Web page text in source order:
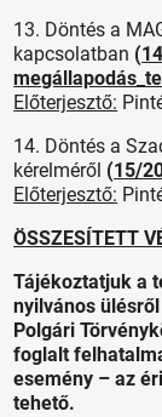
13. Döntés a
kapcsolatban (
Előterjesztő:
14. Döntés a
kérelméről (15/
Előterjesztő:
ÖSSZESÍTETT
Tájékoztatjuk a
nyilvános
Polgári
foglalt
esemény – az
tehető.